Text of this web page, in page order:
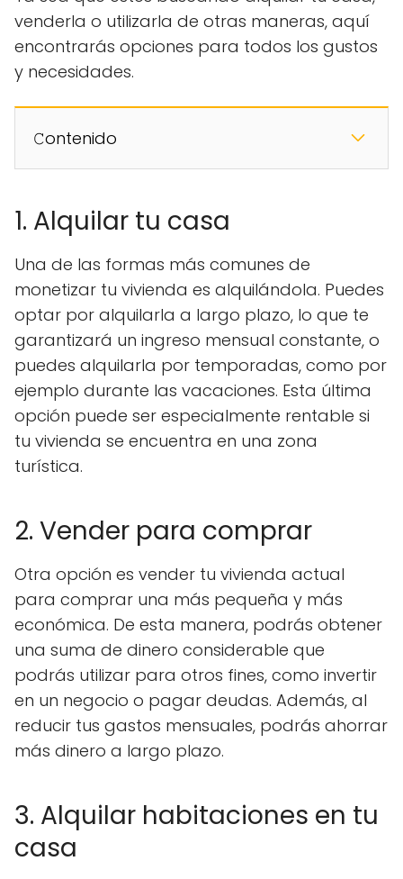
venderla o utilizarla de otras maneras, aquí
encontrarás opciones para todos los gustos
y necesidades.
𝙲ontenido
1. Alquilar tu casa
Una de las formas más comunes de
monetizar tu vivienda es alquilándola. Puedes
optar por alquilarla a largo plazo, lo que te
garantizará un ingreso mensual constante, o
puedes alquilarla por temporadas, como por
ejemplo durante las vacaciones. Esta última
opción puede ser especialmente rentable si
tu vivienda se encuentra en una zona
turística.
2. Vender para comprar
Otra opción es vender tu vivienda actual
para comprar una más pequeña y más
económica. De esta manera, podrás obtener
una suma de dinero considerable que
podrás utilizar para otros fines, como invertir
en un negocio o pagar deudas. Además, al
reducir tus gastos mensuales, podrás ahorrar
más dinero a largo plazo.
3. Alquilar habitaciones en tu
casa